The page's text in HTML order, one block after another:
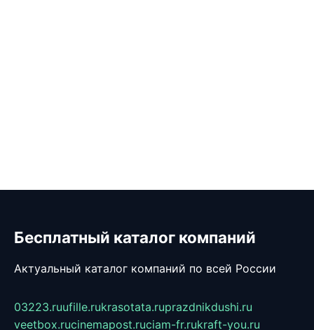
Бесплатный каталог компаний
Актуальный каталог компаний по всей России
03223.ruufille.rukrasotata.ruprazdnikdushi.ru
veetbox.rucinemapost.ruciam-fr.rukraft-you.ru